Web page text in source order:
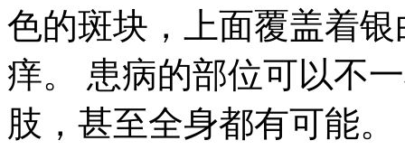
色的斑块，上面覆盖着
痒。 患病的部位可以不
肢，甚至全身都有可能。